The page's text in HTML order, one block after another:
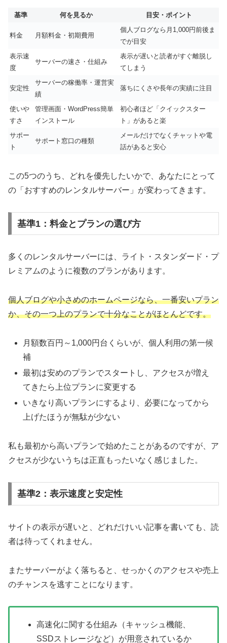
基準 何を見るか 目安・ポイント
料金 月額料金・初期費用
個人ブログなら月1,000円前後ま
でが目安
表示速
度
サーバーの速さ・仕組み
表示が遅いと読者がすぐ離脱し
てしまう
安定性
サーバーの稼働率・運営実
績
落ちにくさや長年の実績に注目
使いや
すさ
管理画面・WordPress簡単
インストール
初心者ほど「クイックスター
ト」があると楽
サポー
ト
サポート窓口の種類
メールだけでなくチャットや電
話があると安心
この5つのうち、どれを優先したいかで、あなたにとって
の「おすすめのレンタルサーバー」が変わってきます。
基準1：料金とプランの選び方
多くのレンタルサーバーには、ライト・スタンダード・プ
レミアムのように複数のプランがあります。
個人ブログや小さめのホームページなら、一番安いプラン
か、その一つ上のプランで十分なことがほとんどです。
月額数百円～1,000円台くらいが、個人利用の第一候
補
最初は安めのプランでスタートし、アクセスが増え
てきたら上位プランに変更する
いきなり高いプランにするより、必要になってから
上げたほうが無駄が少ない
私も最初から高いプランで始めたことがあるのですが、ア
クセスが少ないうちは正直もったいなく感じました。
基準2：表示速度と安定性
サイトの表示が遅いと、どれだけいい記事を書いても、読
者は待ってくれません。
またサーバーがよく落ちると、せっかくのアクセスや売上
のチャンスを逃すことになります。
高速化に関する仕組み（キャッシュ機能、
SSDストレージなど）が用意されているか